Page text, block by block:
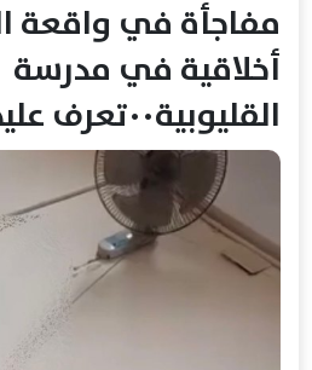
مفاجأة في واقعة
أخلاقية في مدرسة
القليوبية٠٠تعرف عليها